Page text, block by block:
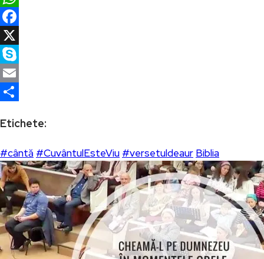
WhatsApp
Facebook
X
Skype
Email
Etichete:
#cântă #CuvântulEsteViu #versetuldeaur Biblia